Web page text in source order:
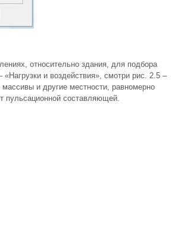
относительно здания, для подбора
и воздействия», смотри рис. 2.5 –
и другие местности, равномерно
пульсационной составляющей.